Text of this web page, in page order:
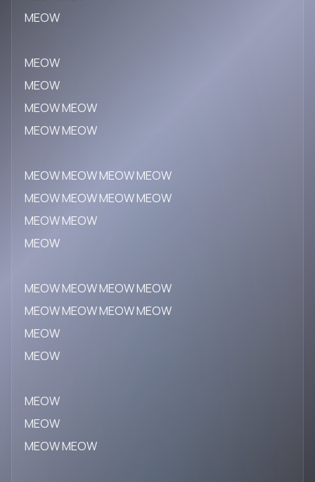
MEOW
MEOW
MEOW
MEOW MEOW
MEOW MEOW
MEOW MEOW MEOW MEOW
MEOW MEOW MEOW MEOW
MEOW MEOW
MEOW
MEOW MEOW MEOW MEOW
MEOW MEOW MEOW MEOW
MEOW
MEOW
MEOW
MEOW
MEOW MEOW